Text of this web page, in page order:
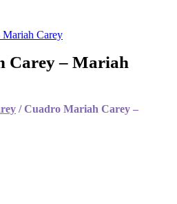
Carey – Mariah
/ Cuadro Mariah Carey –